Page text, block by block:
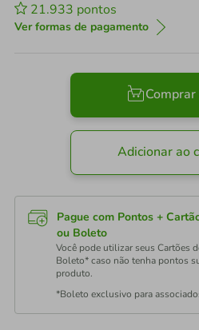
21.933 pontos
Ver formas de pagamento
Adicionar ao
Pague com Pontos +
ou Boleto
Você pode utilizar seus Cartões
Boleto* caso não tenha pontos
produto.
*Boleto exclusivo para